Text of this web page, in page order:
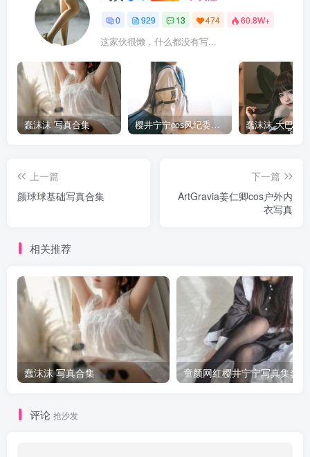
0 929 13 474 60.8W+
这家伙很懒，什么都没有写...
蠢沫沫 写真合集 樱井宁宁cos风纪委员写真套图
上一篇
颜球球基础写真合集
下一篇
ArtGravia姜仁卿cos户外内
衣写真
相关推荐
蠢沫沫 写真合集 童颜网红樱井宁宁写真集套图
评论 抢沙发